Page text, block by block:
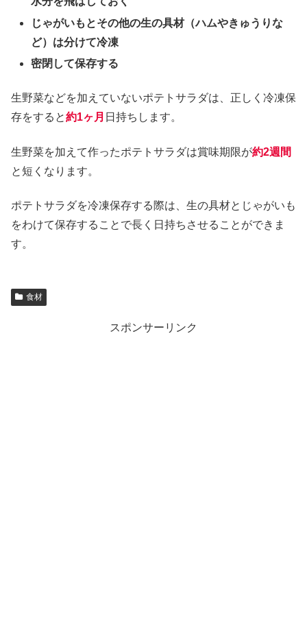
じゃがいもとその他の生の具材（ハムやきゅうりな
ど）は分けて冷凍
密閉して保存する
生野菜などを加えていないポテトサラダは、正しく冷凍保
存をすると約1ヶ月 日持ちします。
生野菜を加えて作ったポテトサラダは賞味期限が約2週間
と短くなります。
ポテトサラダを冷凍保存する際は、生の具材とじゃがいも
をわけて保存することで長く日持ちさせることができま
す。
食材
スポンサーリンク